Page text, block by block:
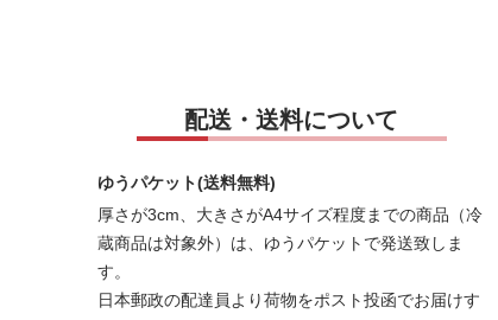
配送・送料について
ゆうパケット(送料無料)
厚さが3cm、大きさがA4サイズ程度までの商品（冷
蔵商品は対象外）は、ゆうパケットで発送致しま
す。
日本郵政の配達員より荷物をポスト投函でお届けす